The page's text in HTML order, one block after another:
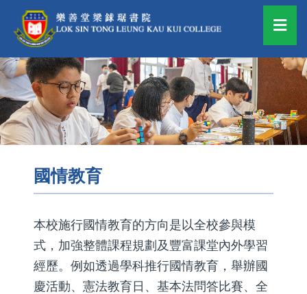
國情教育
本校施行國情教育的方向是以全校參與模
式，加強整體課程規劃及豐富課堂內外學習
經歷。例如透過學科推行國情教育，舉辦國
慶活動、憲法教育日、基本法問答比賽、全